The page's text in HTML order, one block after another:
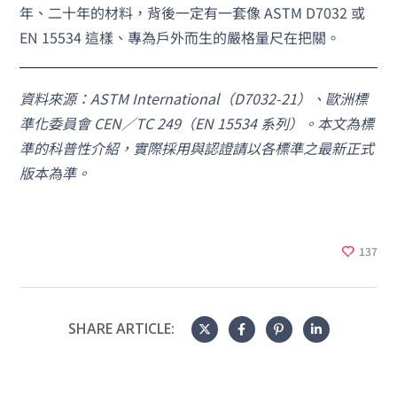
年、二十年的材料，背後一定有一套像 ASTM D7032 或
EN 15534 這樣、專為戶外而生的嚴格量尺在把關。
資料來源：ASTM International（D7032-21）、歐洲標
準化委員會 CEN／TC 249（EN 15534 系列）。本文為標
準的科普性介紹，實際採用與認證請以各標準之最新正式
版本為準。
137
SHARE ARTICLE: